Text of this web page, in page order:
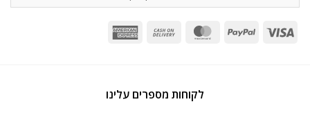
לקוחות מספרים עלינו